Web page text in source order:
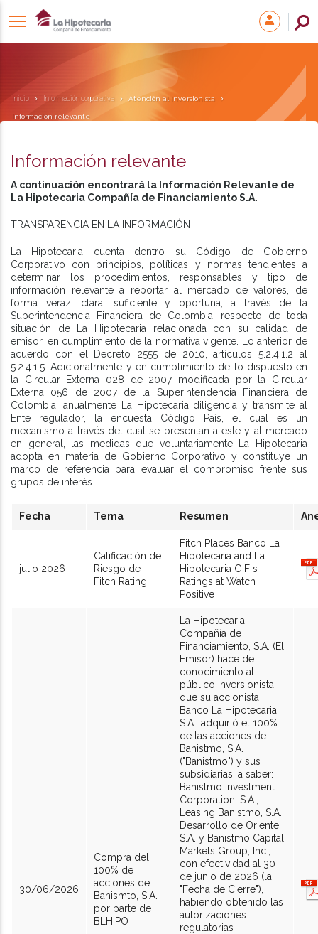
Inicio Información corporativa Atención al Inversionista
Información relevante
Información relevante
A continuación encontrará la Información Relevante de
La Hipotecaria Compañía de Financiamiento S.A.
TRANSPARENCIA EN LA INFORMACIÓN
La Hipotecaria cuenta dentro su Código de Gobierno
Corporativo con principios, políticas y normas tendientes a
determinar los procedimientos, responsables y tipo de
información relevante a reportar al mercado de valores, de
forma veraz, clara, suficiente y oportuna, a través de la
Superintendencia Financiera de Colombia, respecto de toda
situación de La Hipotecaria relacionada con su calidad de
emisor, en cumplimiento de la normativa vigente. Lo anterior de
acuerdo con el Decreto 2555 de 2010, artículos 5.2.4.1.2 al
5.2.4.1.5. Adicionalmente y en cumplimiento de lo dispuesto en
la Circular Externa 028 de 2007 modificada por la Circular
Externa 056 de 2007 de la Superintendencia Financiera de
Colombia, anualmente La Hipotecaria diligencia y transmite al
Ente regulador, la encuesta Código País, el cual es un
mecanismo a través del cual se presentan a este y al mercado
en general, las medidas que voluntariamente La Hipotecaria
adopta en materia de Gobierno Corporativo y constituye un
marco de referencia para evaluar el compromiso frente sus
grupos de interés.
Fecha Tema Resumen
julio 2026
Calificación de
Riesgo de
Fitch Rating
Fitch Places Banco La
Hipotecaria and La
Hipotecaria C F s
Ratings at Watch
Positive
30/06/2026
Compra del
100% de
acciones de
Banismto, S.A.
por parte de
BLHIPO
La Hipotecaria
Compañía de
Financiamiento, S.A. (El
Emisor) hace de
conocimiento al
público inversionista
que su accionista
Banco La Hipotecaria,
S.A., adquirió el 100%
de las acciones de
Banistmo, S.A.
("Banistmo") y sus
subsidiarias, a saber:
Banistmo Investment
Corporation, S.A.,
Leasing Banistmo, S.A.,
Desarrollo de Oriente,
S.A. y Banistmo Capital
Markets Group, Inc.,
con efectividad al 30
de junio de 2026 (la
"Fecha de Cierre"),
habiendo obtenido las
autorizaciones
regulatorias